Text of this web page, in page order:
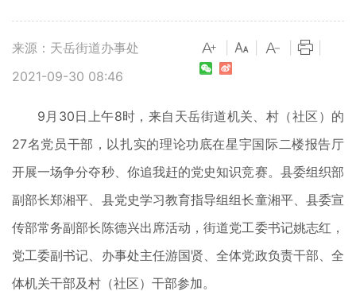
来源：天岳街道办事处
2021-09-30 08:46
9月30日上午8时，来自天岳街道机关、村（社区）的
27名党员干部，以扎实的理论功底在星宇国际二楼报告厅
开展一场争分夺秒、你追我赶的党史知识竞赛。县委组织部
副部长郑湘平、县党史学习教育指导组组长童湘平、县委宣
传部常务副部长陈德兴出席活动，街道党工委书记姚志红，
党工委副书记、办事处主任游国贤、全体党政负责干部、全
体机关干部及村（社区）干部参加。